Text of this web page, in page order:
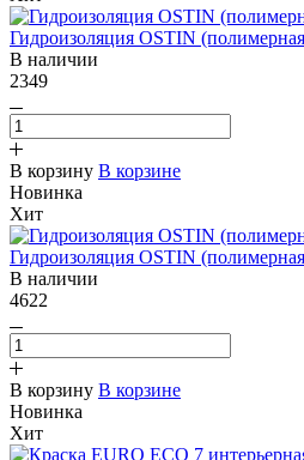
Гидроизоляция OSTIN
В наличии
2349
В корзину В корзине
Новинка
Хит
Гидроизоляция OSTIN
В наличии
4622
В корзину В корзине
Новинка
Хит